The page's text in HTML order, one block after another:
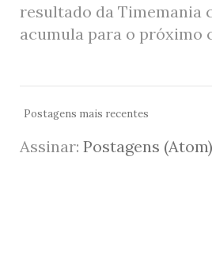
resultado da Timemania
acumula para o próximo
Postagens mais recentes
Assinar: Postagens (Atom)